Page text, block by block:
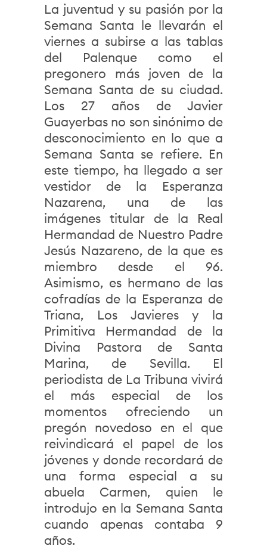
La juventud y su pasión por la
Semana Santa le llevarán el
viernes a subirse a las tablas
del Palenque como el
pregonero más joven de la
Semana Santa de su ciudad.
Los 27 años de Javier
Guayerbas no son sinónimo de
desconocimiento en lo que a
Semana Santa se refiere. En
este tiempo, ha llegado a ser
vestidor de la Esperanza
Nazarena, una de las
imágenes titular de la Real
Hermandad de Nuestro Padre
Jesús Nazareno, de la que es
miembro desde el 96.
Asimismo, es hermano de las
cofradías de la Esperanza de
Triana, Los Javieres y la
Primitiva Hermandad de la
Divina Pastora de Santa
Marina, de Sevilla. El
periodista de La Tribuna vivirá
el más especial de los
momentos ofreciendo un
pregón novedoso en el que
reivindicará el papel de los
jóvenes y donde recordará de
una forma especial a su
abuela Carmen, quien le
introdujo en la Semana Santa
cuando apenas contaba 9
años.